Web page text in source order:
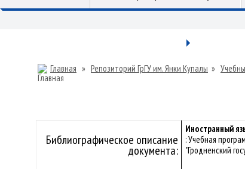
Главная » Репозиторий ГрГУ им. Янки Купалы »
Библиографическое описание
документа:
Иностранный
: Учебная
"Гродненский